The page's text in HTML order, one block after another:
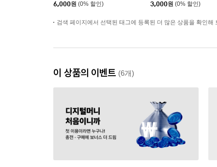
6,000원 (0% 할인)
3,000원 (0% 할인)
검색 페이지에서 선택된 태그에 등록된 더 많은 상품을 확인해
이 상품의 이벤트 (6개)